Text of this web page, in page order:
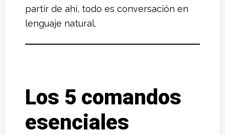
partir de ahí, todo es conversación en
lenguaje natural.
Los 5 comandos
esenciales